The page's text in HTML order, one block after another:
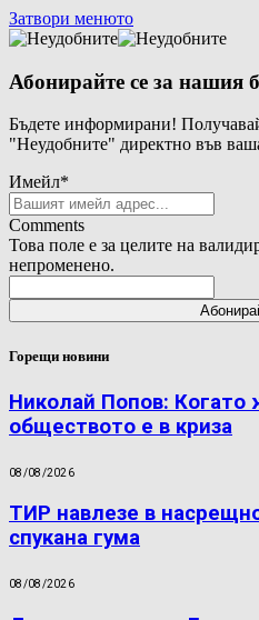
Затвори менюто
Абонирайте се за нашия
Бъдете информирани!
"Неудобните" директно във
Имейл*
Comments
Това поле е за целите на
непроменено.
Горещи новини
Николай Попов: Когато
обществото е в криза
08/08/2026
ТИР навлезе в
спукана гума
08/08/2026